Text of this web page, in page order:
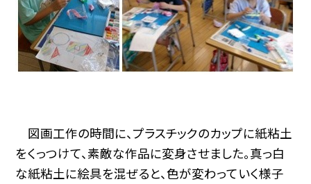
図画工作の時間に、プラスチックのカップに紙粘土
をくっつけて、素敵な作品に変身させました。真っ白
な紙粘土に絵具を混ぜると、色が変わっていく様子